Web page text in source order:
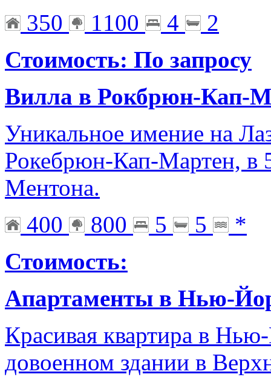
350
1100 4
2
Стоимость: По запросу
Вилла в Рокбрюн-Кап-
Уникальное имение на
Рокебрюн-Кап-Мартен, в
Мeнтона.
400
800 5 5
*
Стоимость:
Апартаменты в Нью-
Красивая квартира в
довоенном здании в